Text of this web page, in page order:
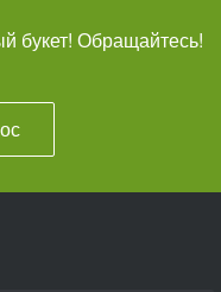
букет! Обращайтесь!